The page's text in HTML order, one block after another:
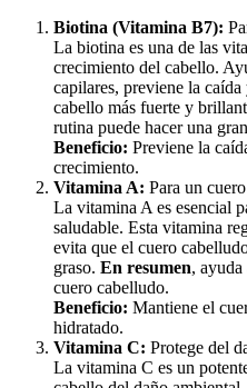
Biotina (Vitamina B7):
La biotina es una de las
crecimiento del cabello.
capilares, previene la
cabello más fuerte y
rutina puede hacer una
Beneficio: Previene la
crecimiento.
Vitamina A: Para un
La vitamina A es esencial
saludable. Esta vitamina
evita que el cuero
graso. En resumen,
cuero cabelludo.
Beneficio: Mantiene el
hidratado.
Vitamina C: Protege del
La vitamina C es un